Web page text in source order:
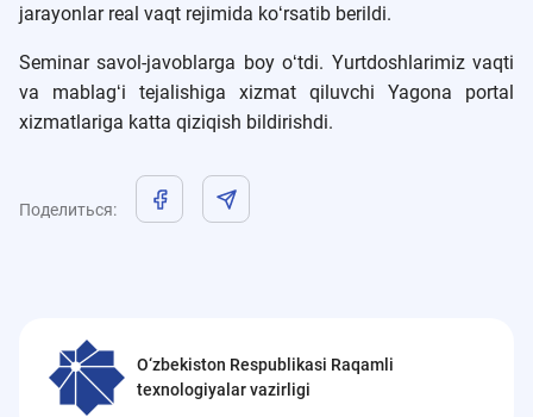
jarayonlar real vaqt rejimida koʻrsatib berildi.
Seminar savol-javoblarga boy oʻtdi. Yurtdoshlarimiz vaqti
va mablagʻi tejalishiga xizmat qiluvchi Yagona portal
xizmatlariga katta qiziqish bildirishdi.
Поделиться:
O‘zbekiston Respublikasi Raqamli
texnologiyalar vazirligi